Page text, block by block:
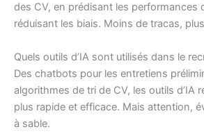
des CV, en prédisant les performances
réduisant les biais. Moins de tracas,
Quels outils d’IA sont utilisés dans le
Des chatbots pour les entretiens
algorithmes de tri de CV, les outils d’IA
plus rapide et efficace. Mais attention,
à sable.